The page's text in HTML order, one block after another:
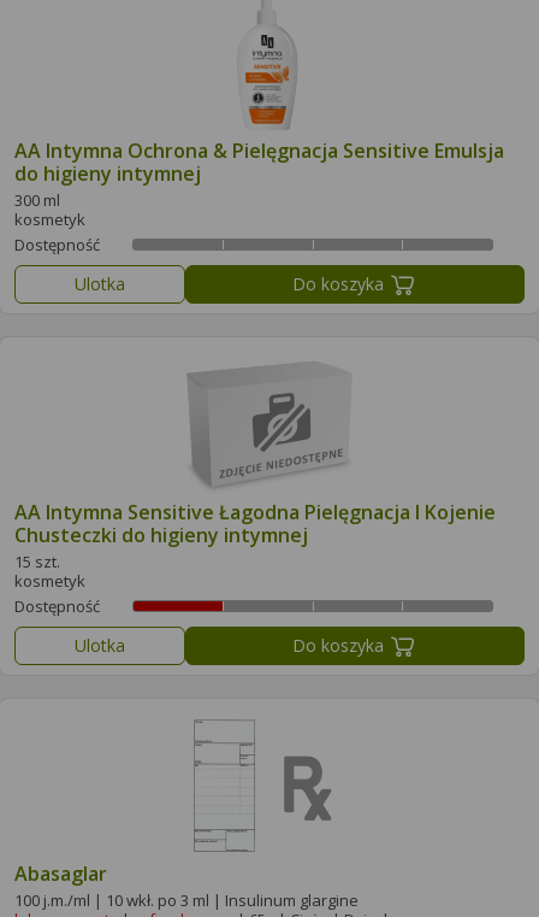
AA Intymna Ochrona & Pielęgnacja Sensitive Emulsja
do higieny intymnej
300 ml
kosmetyk
Dostępność
Ulotka Do koszyka
AA Intymna Sensitive Łagodna Pielęgnacja I Kojenie
Chusteczki do higieny intymnej
15 szt.
kosmetyk
Dostępność
Ulotka Do koszyka
Abasaglar
100 j.m./ml | 10 wkł. po 3 ml | Insulinum glargine